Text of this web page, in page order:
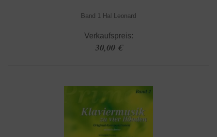
Band 1 Hal Leonard
Verkaufspreis:
30,00 €